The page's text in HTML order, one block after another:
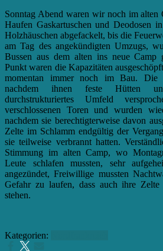
Sonntag Abend waren wir noch im alten
Haufen Gaskartuschen und Deodosen
Holzhäuschen abgefackelt, bis die
am Tag des angekündigten Umzugs,
Bussen aus dem alten ins neue Camp
Punkt waren die Kapazitäten
momentan immer noch im Bau. Die
nachdem ihnen feste Hütten
durchstrukturiertes Umfeld
verschlossenen Toren und wurden
nachdem sie berechtigterweise davon
Zelte im Schlamm endgültig der
sie teilweise verbrannt hatten.
Stimmung im alten Camp, wo
Leute schlafen mussten, sehr
angezündet, Freiwillige mussten
Gefahr zu laufen, dass auch ihre
stehen.
Kategorien: